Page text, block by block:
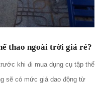
thao ngoài trời giá rẻ?
khi đi mua dụng cụ tập thể
sẽ có mức giá dao động từ